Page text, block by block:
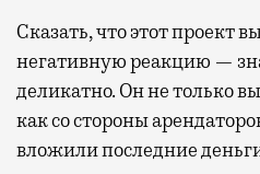
Сказать, что этот проект
негативную реакцию —
деликатно. Он не только
как со стороны
вложили последние